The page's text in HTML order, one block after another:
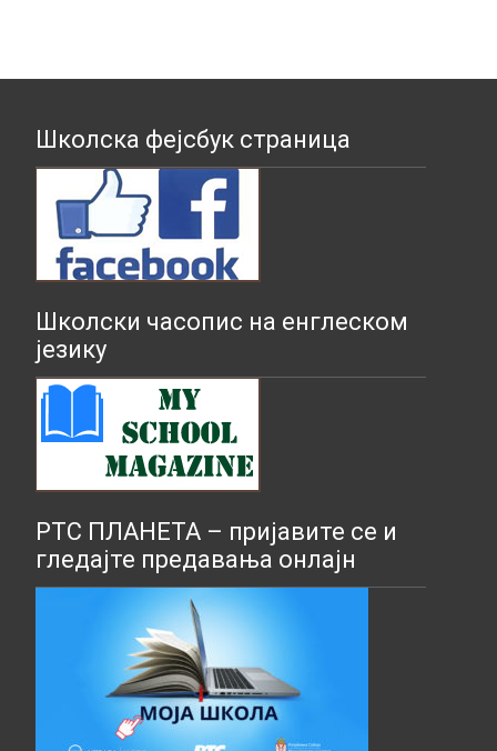
Школска фејсбук страница
Школски часопис на енглеском
језику
РТС ПЛАНЕТА – пријавите се и
гледајте предавања онлајн